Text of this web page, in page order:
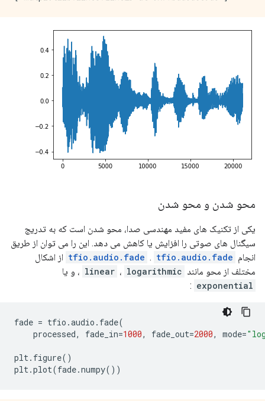
محو شدن و محو شدن
یکی از تکنیک های مفید مهندسی صدا، محو شدن است که به تدریج
سیگنال های صوتی را افزایش یا کاهش می دهد. این را می توان از طریق
انجام
tfio.audio.fade . tfio.audio.fade
از اشکال
مختلف از محو مانند
linear ، logarithmic
، و یا
exponential
:
fade = tfio .audio . fade(
processed, fade_in=1000, fade_out=2000, mode=
plt. figure()
plt.plot(fade.numpy())